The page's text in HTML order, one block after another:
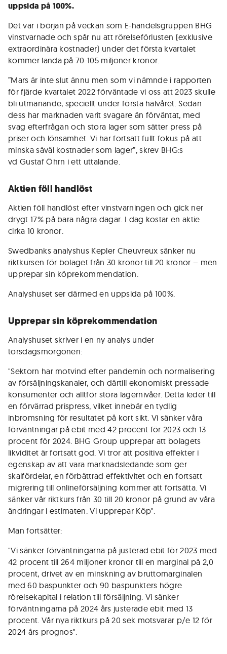
uppsida på 100%.
Det var i början på veckan som E-handelsgruppen BHG
vinstvarnade och spår nu att rörelseförlusten (exklusive
extraordinära kostnader) under det första kvartalet
kommer landa på 70-105 miljoner kronor.
”Mars är inte slut ännu men som vi nämnde i rapporten
för fjärde kvartalet 2022 förväntade vi oss att 2023 skulle
bli utmanande, speciellt under första halvåret. Sedan
dess har marknaden varit svagare än förväntat, med
svag efterfrågan och stora lager som sätter press på
priser och lönsamhet. Vi har fortsatt fullt fokus på att
minska såväl kostnader som lager”, skrev BHG:s
vd Gustaf Öhrn i ett uttalande.
Aktien föll handlöst
Aktien föll handlöst efter vinstvarningen och gick ner
drygt 17% på bara några dagar. I dag kostar en aktie
cirka 10 kronor.
Swedbanks analyshus Kepler Cheuvreux sänker nu
riktkursen för bolaget från 30 kronor till 20 kronor – men
upprepar sin köprekommendation.
Analyshuset ser därmed en uppsida på 100%.
Upprepar sin köprekommendation
Analyshuset skriver i en ny analys under
torsdagsmorgonen:
"Sektorn har motvind efter pandemin och normalisering
av försäljningskanaler, och därtill ekonomiskt pressade
konsumenter och alltför stora lagernivåer. Detta leder till
en förvärrad prispress, vilket innebär en tydlig
inbromsning för resultatet på kort sikt. Vi sänker våra
förväntningar på ebit med 42 procent för 2023 och 13
procent för 2024. BHG Group upprepar att bolagets
likviditet är fortsatt god. Vi tror att positiva effekter i
egenskap av att vara marknadsledande som ger
skalfördelar, en förbättrad effektivitet och en fortsatt
migrering till onlineförsäljning kommer att fortsätta. Vi
sänker vår riktkurs från 30 till 20 kronor på grund av våra
ändringar i estimaten. Vi upprepar Köp".
Man fortsätter:
"Vi sänker förväntningarna på justerad ebit för 2023 med
42 procent till 264 miljoner kronor till en marginal på 2,0
procent, drivet av en minskning av bruttomarginalen
med 60 baspunkter och 90 baspunkters högre
rörelsekapital i relation till försäljning. Vi sänker
förväntningarna på 2024 års justerade ebit med 13
procent. Vår nya riktkurs på 20 sek motsvarar p/e 12 för
2024 års prognos".